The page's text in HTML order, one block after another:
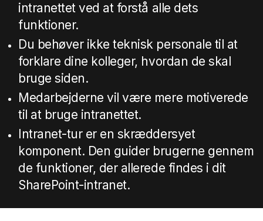
intranettet ved at forstå alle dets
funktioner.
Du behøver ikke teknisk personale til at
forklare dine kolleger, hvordan de skal
bruge siden.
Medarbejderne vil være mere motiverede
til at bruge intranettet.
Intranet-tur er en skræddersyet
komponent. Den guider brugerne gennem
de funktioner, der allerede findes i dit
SharePoint-intranet.